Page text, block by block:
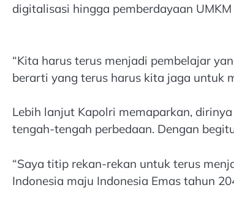
digitalisasi hingga pemberdayaan
“Kita harus terus menjadi pembelajar
berarti yang terus harus kita jaga untuk
Lebih lanjut Kapolri memaparkan,
tengah-tengah perbedaan. Dengan
“Saya titip rekan-rekan untuk terus
Indonesia maju Indonesia Emas tahun